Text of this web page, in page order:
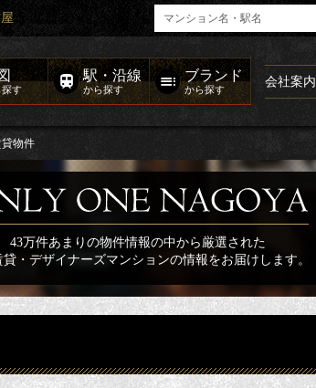
探す
駅・沿線
から探す
ブランド
から探す
会社案内
物件
43万件あまりの物件情報の中から厳選された
貸・デザイナーズマンションの情報をお届けします。